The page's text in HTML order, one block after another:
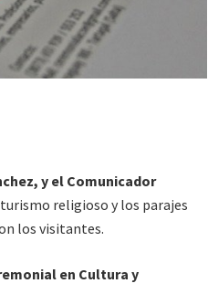
y el Comunicador
religioso y los parajes
los visitantes.
en Cultura y